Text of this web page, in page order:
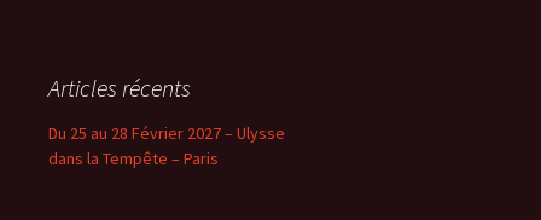
Articles récents
Du 25 au 28 Février 2027 – Ulysse
dans la Tempête – Paris